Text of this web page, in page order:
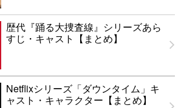
歴代『踊る大捜査線』シリーズあら
すじ・キャスト【まとめ】
Netflixシリーズ「ダウンタイム」キ
ャスト・キャラクター【まとめ】